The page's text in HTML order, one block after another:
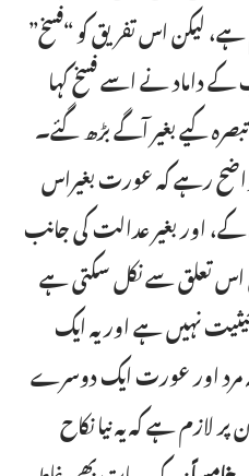
لیکن اس تفریق کو “فسخ”
داماد نے اسے فسخ کہا
کیے بغیر آگے بڑھ گئے۔
رہے کہ عورت بغیراس
اور بغیر عدالت کی جانب
اس تعلق سے نکل سکتی ہے
حیثیت نہیں ہے اور یہ ایک
مرد اور عورت ایک دوسرے
لازم ہے کہ یہ نیا نکاح